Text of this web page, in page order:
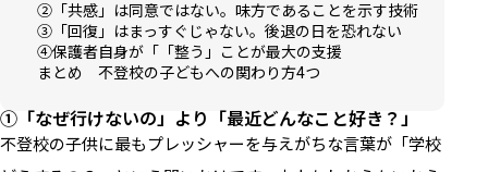
②「共感」は同意ではない。味方であることを示す技術
③「回復」はまっすぐじゃない。後退の日を恐れない
④保護者自身が「「整う」ことが最大の支援
まとめ 不登校の子どもへの関わり方4つ
①「なぜ行けないの」より「最近どんなこと好き？」
不登校の子供に最もプレッシャーを与えがちな言葉が「学校